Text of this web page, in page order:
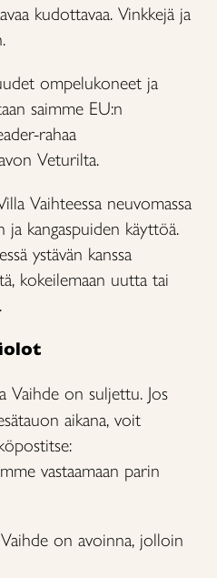
kudottavaa. Vinkkejä ja
ompelukoneet ja
saimme EU:n
rahaa
Veturilta.
Vaihteessa neuvomassa
ja kangaspuiden käyttöä.
ystävän kanssa
kokeilemaan uutta tai
Vaihde on suljettu. Jos
aikana, voit
vastaamaan parin
on avoinna, jolloin